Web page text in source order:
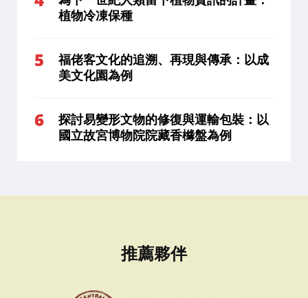
植物冷凍保種
福佬客文化的追溯、再現與傳承：以成
美文化園為例
探討易變形文物的修復與運輸包裝：以
國立故宮博物院院藏香櫞盤為例
推薦夥伴